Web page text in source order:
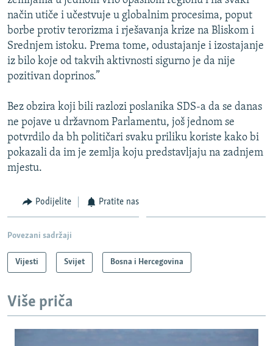
način utiče i učestvuje u globalnim procesima, poput
borbe protiv terorizma i rješavanja krize na Bliskom i
Srednjem istoku. Prema tome, odustajanje i izostajanje
iz bilo koje od takvih aktivnosti sigurno je da nije
pozitivan doprinos.”
Bez obzira koji bili razlozi poslanika SDS-a da se danas
ne pojave u državnom Parlamentu, još jednom se
potvrdilo da bh političari svaku priliku koriste kako bi
pokazali da im je zemlja koju predstavljaju na zadnjem
mjestu.
Podijelite Pratite nas
Povezani sadržaji
Vijesti Svijet Bosna i Hercegovina
Više priča